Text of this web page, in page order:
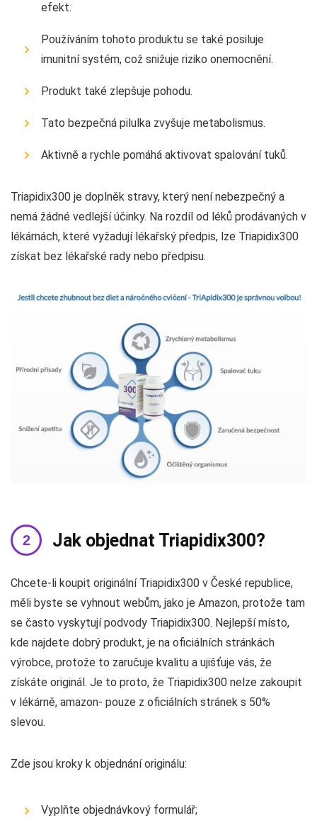
efekt.
Používáním tohoto produktu se také posiluje
imunitní systém, což snižuje riziko onemocnění.
Produkt také zlepšuje pohodu.
Tato bezpečná pilulka zvyšuje metabolismus.
Aktivně a rychle pomáhá aktivovat spalování tuků.
Triapidix300 je doplněk stravy, který není nebezpečný a
nemá žádné vedlejší účinky. Na rozdíl od léků prodávaných v
lékárnách, které vyžadují lékařský předpis, lze Triapidix300
získat bez lékařské rady nebo předpisu.
Jak objednat Triapidix300?
Chcete-li koupit originální Triapidix300 v České republice,
měli byste se vyhnout webům, jako je Amazon, protože tam
se často vyskytují podvody Triapidix300. Nejlepší místo,
kde najdete dobrý produkt, je na oficiálních stránkách
výrobce, protože to zaručuje kvalitu a ujišťuje vás, že
získáte originál. Je to proto, že Triapidix300 nelze zakoupit
v lékárně, amazon- pouze z oficiálních stránek s 50%
slevou.
Zde jsou kroky k objednání originálu:
Vyplňte objednávkový formulář;